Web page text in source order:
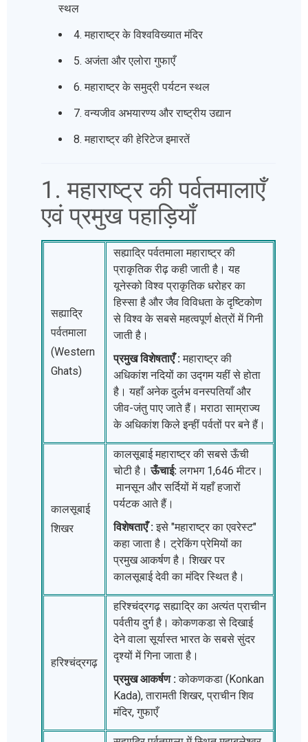
स्थल
4. महाराष्ट्र के विश्वविख्यात मंदिर
5. अजंता और एलोरा गुफाएँ
6. महाराष्ट्र के समुद्री पर्यटन स्थल
7. वन्यजीव अभयारण्य और राष्ट्रीय उद्यान
8. महाराष्ट्र की हेरिटेज इमारतें
1. महाराष्ट्र की पर्वतमालाएँ
एवं प्रमुख पहाड़ियाँ
सह्याद्रि
पर्वतमाला
(Western
Ghats)
सह्याद्रि पर्वतमाला महाराष्ट्र की
प्राकृतिक रीढ़ कही जाती है। यह
यूनेस्को विश्व प्राकृतिक धरोहर का
हिस्सा है और जैव विविधता के दृष्टिकोण
से विश्व के सबसे महत्वपूर्ण क्षेत्रों में गिनी
जाती है।
प्रमुख विशेषताएँ :महाराष्ट्र की
अधिकांश नदियों का उद्गम यहीं से होता
है। यहाँ अनेक दुर्लभ वनस्पतियाँ और
जीव-जंतु पाए जाते हैं। मराठा साम्राज्य
के अधिकांश किले इन्हीं पर्वतों पर बने हैं।
कालसूबाई
शिखर
कालसूबाई महाराष्ट्र की सबसे ऊँची
चोटी है।ऊँचाई:लगभग 1,646 मीटर।
मानसून और सर्दियों में यहाँ हजारों
पर्यटक आते हैं।
विशेषताएँ :इसे "महाराष्ट्र का एवरेस्ट"
कहा जाता है। ट्रेकिंग प्रेमियों का
प्रमुख आकर्षण है। शिखर पर
कालसूबाई देवी का मंदिर स्थित है।
हरिश्चंद्रगढ़
हरिश्चंद्रगढ़ सह्याद्रि का अत्यंत प्राचीन
पर्वतीय दुर्ग है। कोकणकडा से दिखाई
देने वाला सूर्यास्त भारत के सबसे सुंदर
दृश्यों में गिना जाता है।
प्रमुख आकर्षण :कोकणकडा (Konkan
Kada), तारामती शिखर, प्राचीन शिव
मंदिर, गुफाएँ